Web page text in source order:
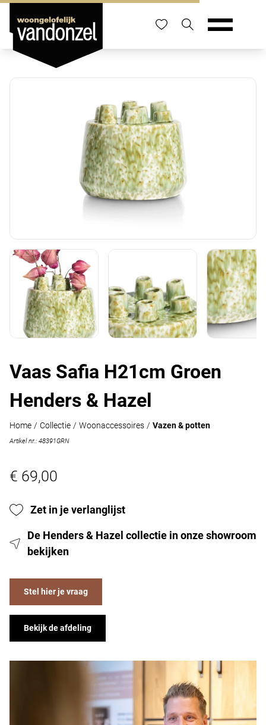
Vaas Safia H21cm Groen
Henders & Hazel
Home / Collectie / Woonaccessoires / Vazen & potten
Artikel nr.: 48391GRN
€ 69,00
Zet in je verlanglijst
De Henders & Hazel collectie in onze showroom
bekijken
Stel hier je vraag
Bekijk de afdeling